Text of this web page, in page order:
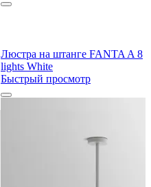
Люстра на штанге FANTA A 8
lights White
Быстрый просмотр